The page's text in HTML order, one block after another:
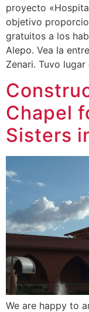
proyecto
objetivo
gratuitos a los
Alepo. Vea la
Zenari. Tuvo
Chapel
Sisters
We are happy to